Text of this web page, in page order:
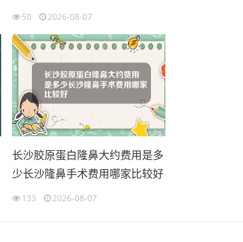
50 2026-08-07
长沙胶原蛋白隆鼻大约费用是多
少长沙隆鼻手术费用哪家比较好
133 2026-08-07